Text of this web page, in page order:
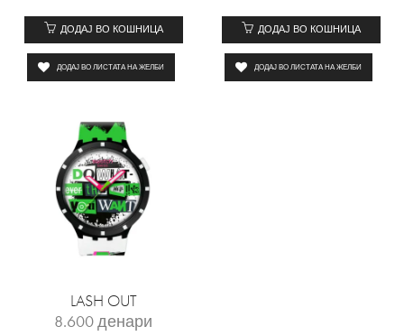
ДОДАЈ ВО КОШНИЦА
ДОДАЈ ВО ЛИСТАТА НА ЖЕЛБИ
ДОДАЈ ВО КОШНИЦА
ДОДАЈ ВО ЛИСТАТА НА ЖЕЛБИ
LASH OUT
8.600денари